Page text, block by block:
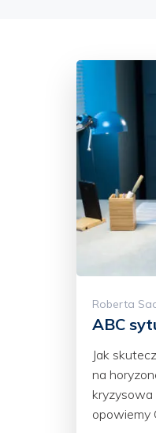
Roberta
ABC
Jak
na
kryzysowa
opowiemy